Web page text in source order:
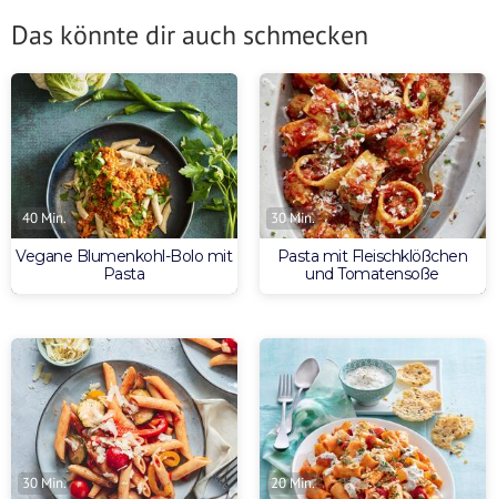
Das könnte dir auch schmecken
40 Min.
Vegane Blumenkohl-Bolo mit
Pasta
30 Min.
Pasta mit Fleischklößchen
und Tomatensoße
30 Min. 20 Min.